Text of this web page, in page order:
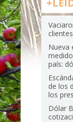
Nueva
país:
de los
los
Dólar